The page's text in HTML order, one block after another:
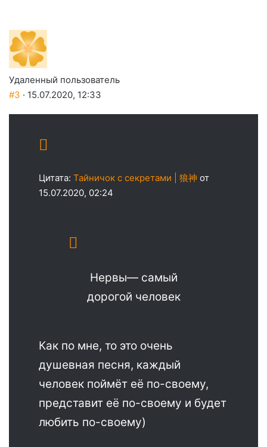
Удаленный пользователь
#3 · 15.07.2020, 12:33
Цитата: Тайничок с секретами | 狼神 от
15.07.2020, 02:24
Нервы— самый
дорогой человек
Как по мне, то это очень
душевная песня, каждый
человек поймёт её по-своему,
представит её по-своему и будет
любить по-своему)